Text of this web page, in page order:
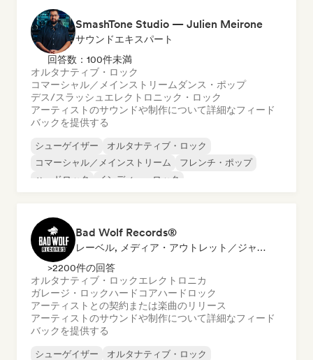
SmashTone Studio — Julien Meirone
サウンドエキスパート
回答数：100件未満
オルタナティブ・ロック
コマーシャル／メインストリーム ダンス・ポップ
デス/スラッシュ エレクトロニック・ロック
アーティストのサウンドや制作について詳細なフィード
バックを提供する
シューゲイザー
オルタナティブ・ロック
コマーシャル／メインストリーム
フレンチ・ポップ
ハードロック
インディー・ロック
Bad Wolf Records®
レーベル, メディア・アウトレット／ジャーナリスト, サウンドエキスパート
>2200件の回答
オルタナティブ・ロックエレクトロニカ
ガレージ・ロックハードコアハードロック
アーティストとの契約または楽曲のリリース
アーティストのサウンドや制作について詳細なフィード
バックを提供する
シューゲイザー
オルタナティブ・ロック